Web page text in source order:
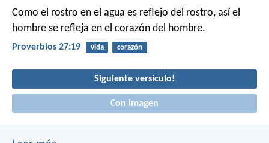
Como el rostro en el agua es reflejo del rostro, así el
hombre se refleja en el corazón del hombre.
Proverbios 27:19 vida corazón
Siguiente versículo!
Con imagen